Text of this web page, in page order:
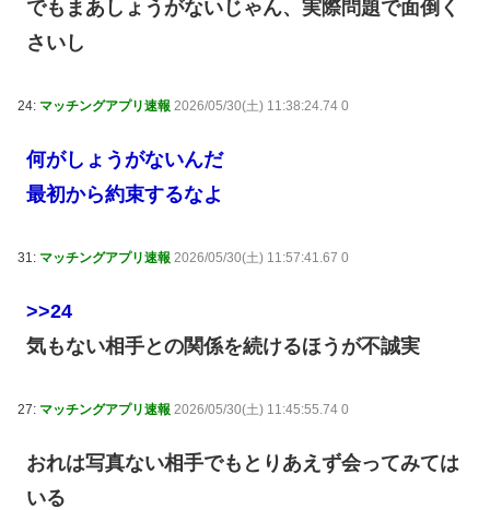
でもまあしょうがないじゃん、実際問題で面倒く
さいし
24: マッチングアプリ速報 2026/05/30(土) 11:38:24.74 0
何がしょうがないんだ
最初から約束するなよ
31: マッチングアプリ速報 2026/05/30(土) 11:57:41.67 0
>>24
気もない相手との関係を続けるほうが不誠実
27: マッチングアプリ速報 2026/05/30(土) 11:45:55.74 0
おれは写真ない相手でもとりあえず会ってみては
いる